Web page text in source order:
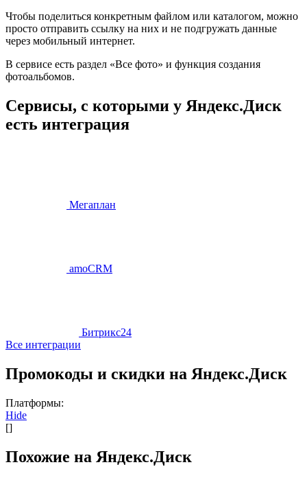
Чтобы поделиться конкретным файлом или каталогом, можно
просто отправить ссылку на них и не подгружать данные
через мобильный интернет.
В сервисе есть раздел «Все фото» и функция создания
фотоальбомов.
Сервисы, с которыми у Яндекс.Диск
есть интеграция
Мегаплан
amoCRM
Битрикс24
Все интеграции
Промокоды и скидки на Яндекс.Диск
Платформы:
Hide
[]
Похожие на Яндекс.Диск